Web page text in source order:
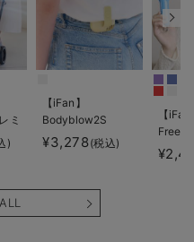
ミ
)
【iFan】
Bodyblow2S
¥3,278(税込)
【
Freeze